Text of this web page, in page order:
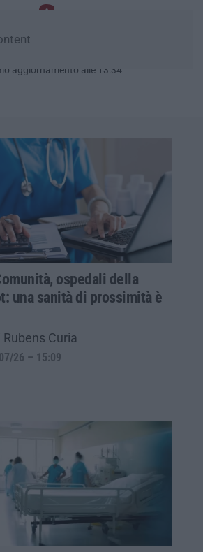
aggiornamento alle 13:34
ospedali della
una sanità di prossimità è
Curia
26 – 15:09